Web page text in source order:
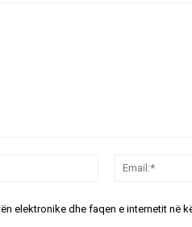
Emri:*
elektronike dhe faqen e internetit në